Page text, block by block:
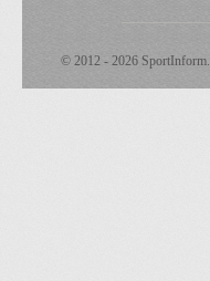
© 2012 - 2026